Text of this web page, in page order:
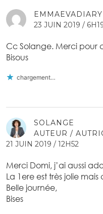
EMMAEVADIARY
23 JUIN 2019 /
Cc Solange. Merci pour
Bisous
chargement…
SOLANGE
AUTEUR /
21 JUIN 2019 / 12H52
Merci Domi, j’ai aussi
La 1ere est très jolie
Belle journée,
Bises